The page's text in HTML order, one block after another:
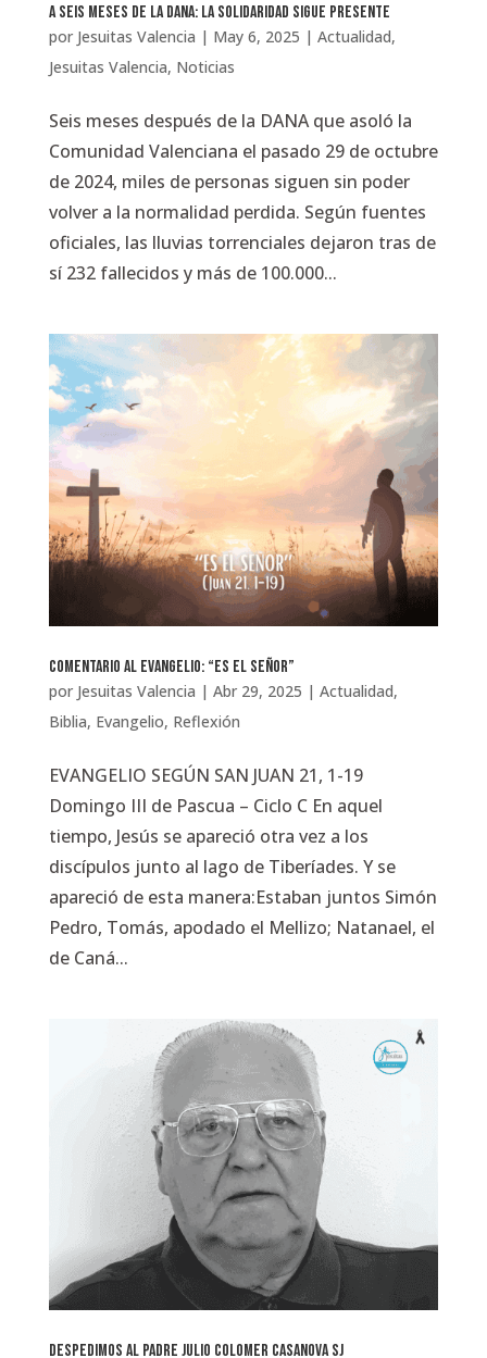
A seis meses de la DANA: la solidaridad sigue presente
por Jesuitas Valencia | May 6, 2025 | Actualidad,
Jesuitas Valencia, Noticias
Seis meses después de la DANA que asoló la
Comunidad Valenciana el pasado 29 de octubre
de 2024, miles de personas siguen sin poder
volver a la normalidad perdida. Según fuentes
oficiales, las lluvias torrenciales dejaron tras de
sí 232 fallecidos y más de 100.000...
Comentario al Evangelio: “Es el Señor”
por Jesuitas Valencia | Abr 29, 2025 | Actualidad,
Biblia, Evangelio, Reflexión
EVANGELIO SEGÚN SAN JUAN 21, 1-19
Domingo III de Pascua – Ciclo C En aquel
tiempo, Jesús se apareció otra vez a los
discípulos junto al lago de Tiberíades. Y se
apareció de esta manera:Estaban juntos Simón
Pedro, Tomás, apodado el Mellizo; Natanael, el
de Caná...
Despedimos al padre Julio Colomer Casanova SJ